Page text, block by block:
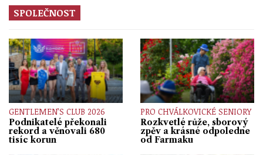
SPOLEČNOST
GENTLEMEN’S CLUB 2026
Podnikatelé překonali
rekord a věnovali 680
tisíc korun
PRO CHVÁLKOVICKÉ SENIORY
Rozkvetlé růže, sborový
zpěv a krásné odpoledne
od Farmaku